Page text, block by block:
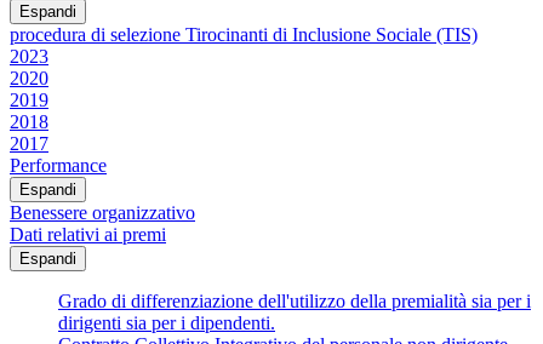
Espandi
procedura di selezione Tirocinanti di Inclusione Sociale (TIS)
2023
2020
2019
2018
2017
Performance
Espandi
Benessere organizzativo
Dati relativi ai premi
Espandi
Grado di differenziazione dell'utilizzo della premialità sia per i
dirigenti sia per i dipendenti.